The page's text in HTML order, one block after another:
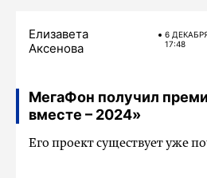
Елизавета
Аксенова
6
17:48
МегаФон получил
вместе – 2024»
Его проект существует уже